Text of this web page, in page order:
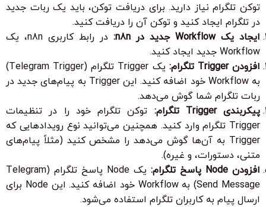
توکن تلگرام نیاز دارید. برای دریافت توکن، باید یک ربات جدید
در تلگرام ایجاد کنید و توکن آن را دریافت کنید.
ایجاد یک Workflow جدید در n8n:
در رابط کاربری n8n، یک
Workflow جدید ایجاد کنید.
افزودن Trigger تلگرام:
یک Trigger تلگرام (Telegram Trigger)
به Workflow خود اضافه کنید. این Trigger به پیام‌های جدید در
ربات تلگرام شما گوش می‌دهد.
پیکربندی Trigger تلگرام:
توکن تلگرام خود را در تنظیمات
Trigger تلگرام وارد کنید. همچنین می‌توانید نوع رویدادهایی که
Trigger به آن‌ها گوش می‌دهد را مشخص کنید (مثلاً پیام‌های
متنی، دستورات، و غیره).
افزودن Node پاسخ تلگرام:
یک Node پاسخ تلگرام (Telegram
Send Message) به Workflow خود اضافه کنید. این Node برای
ارسال پیام به کاربران تلگرام استفاده می‌شود.